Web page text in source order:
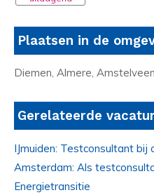
Plaatsen in de
Diemen, Almere,
Gerelateerde
IJmuiden: Testconsultant bij
Amsterdam: Als
Energietransitie